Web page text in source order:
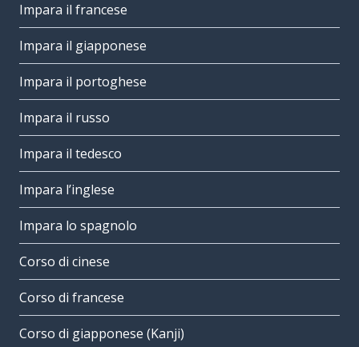
Impara il francese
Impara il giapponese
Impara il portoghese
Impara il russo
Impara il tedesco
Impara l’inglese
Impara lo spagnolo
Corso di cinese
Corso di francese
Corso di giapponese (Kanji)